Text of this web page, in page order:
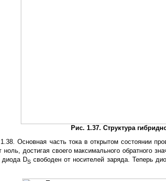
Рис. 1.37. Структура
Основная часть тока в открытом состоянии
ноль, достигая своего максимального обратного
диода DS свободен от носителей заряда. Теперь